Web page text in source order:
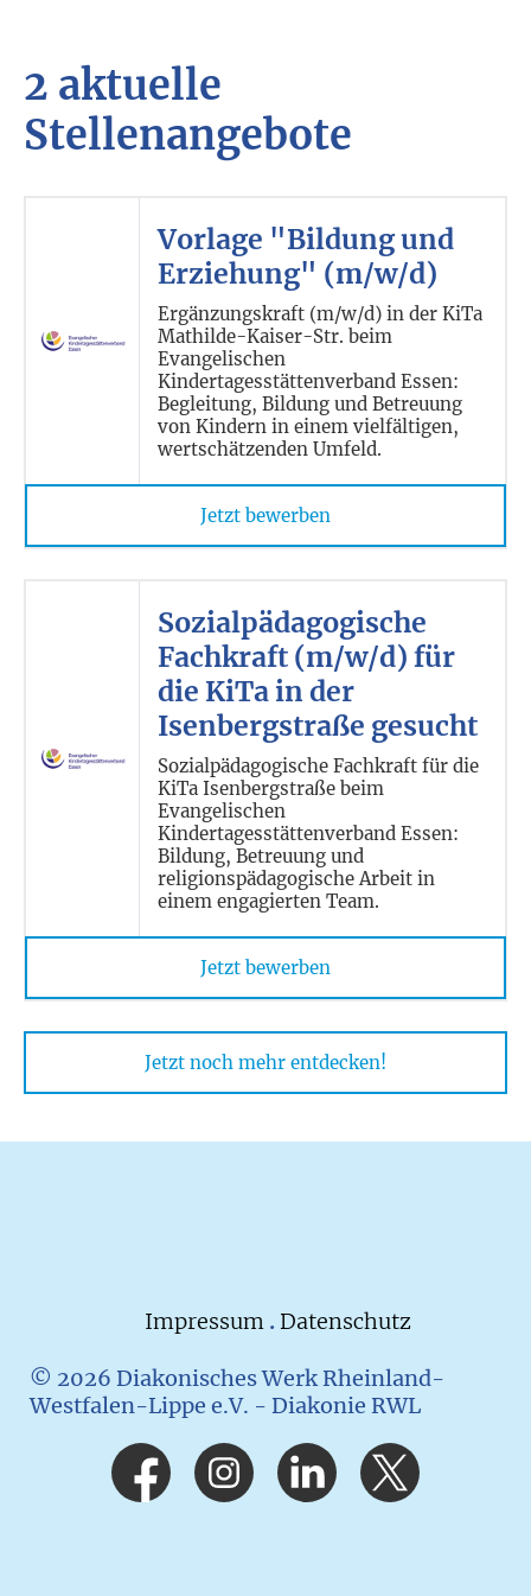
2 aktuelle
Stellenangebote
Vorlage "Bildung und
Erziehung" (m/w/d)
Ergänzungskraft (m/w/d) in der KiTa
Mathilde-Kaiser-Str. beim
Evangelischen
Kindertagesstättenverband Essen:
Begleitung, Bildung und Betreuung
von Kindern in einem vielfältigen,
wertschätzenden Umfeld.
Jetzt bewerben
Sozialpädagogische
Fachkraft (m/w/d) für
die KiTa in der
Isenbergstraße gesucht
Sozialpädagogische Fachkraft für die
KiTa Isenbergstraße beim
Evangelischen
Kindertagesstättenverband Essen:
Bildung, Betreuung und
religionspädagogische Arbeit in
einem engagierten Team.
Jetzt bewerben
Jetzt noch mehr entdecken!
Impressum . Datenschutz
© 2026 Diakonisches Werk Rheinland-
Westfalen-Lippe e.V. - Diakonie RWL